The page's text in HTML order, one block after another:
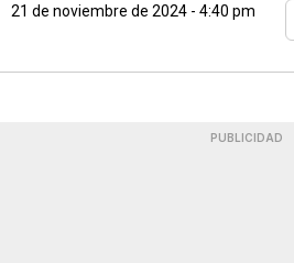
21 de noviembre de 2024 - 4:40 pm
PUBLICIDAD